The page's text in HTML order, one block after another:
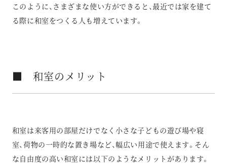
このように、さまざまな使い方ができると、最近では家を建て
る際に和室をつくる人も増えています。
■ 和室のメリット
和室は来客用の部屋だけでなく小さな子どもの遊び場や寝
室、荷物の一時的な置き場など、幅広い用途で使えます。そん
な自由度の高い和室には以下のようなメリットがあります。